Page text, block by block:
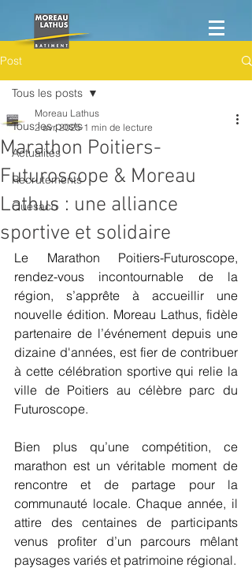
Post
Tous les posts
Actualités
Recrutements
Quésaco
Tous les posts
Marathon Poitiers-
Futuroscope & Moreau
Lathus : une alliance
sportive et solidaire
Moreau Lathus
2 avr. 2025 1 min de lecture
Le Marathon Poitiers-Futuroscope,
rendez-vous incontournable de la
région, s’apprête à accueillir une
nouvelle édition. Moreau Lathus, fidèle
partenaire de l’événement depuis une
dizaine d'années, est fier de contribuer
à cette célébration sportive qui relie la
ville de Poitiers au célèbre parc du
Futuroscope.
Bien plus qu’une compétition, ce
marathon est un véritable moment de
rencontre et de partage pour la
communauté locale. Chaque année, il
attire des centaines de participants
venus profiter d’un parcours mêlant
paysages variés et patrimoine régional.